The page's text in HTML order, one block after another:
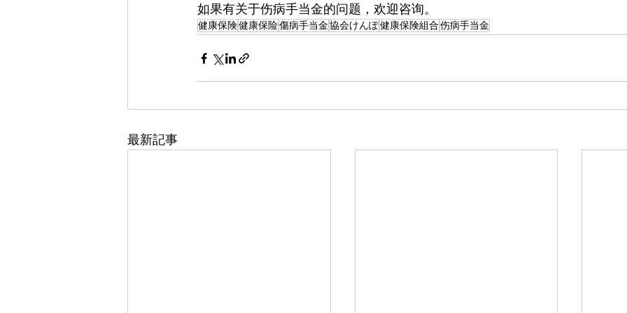
如果有关于伤病手当金的问题，欢迎咨询。
健康保険健康保险傷病手当金協会けんぽ健康保険組合伤病手当金
最新記事